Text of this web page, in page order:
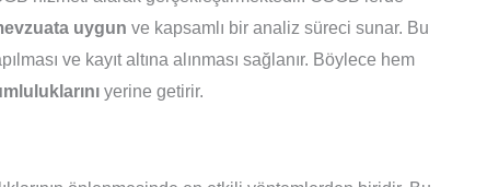
uygun ve kapsamlı bir analiz süreci sunar. Bu
ve kayıt altına alınması sağlanır. Böylece hem
yerine getirir.